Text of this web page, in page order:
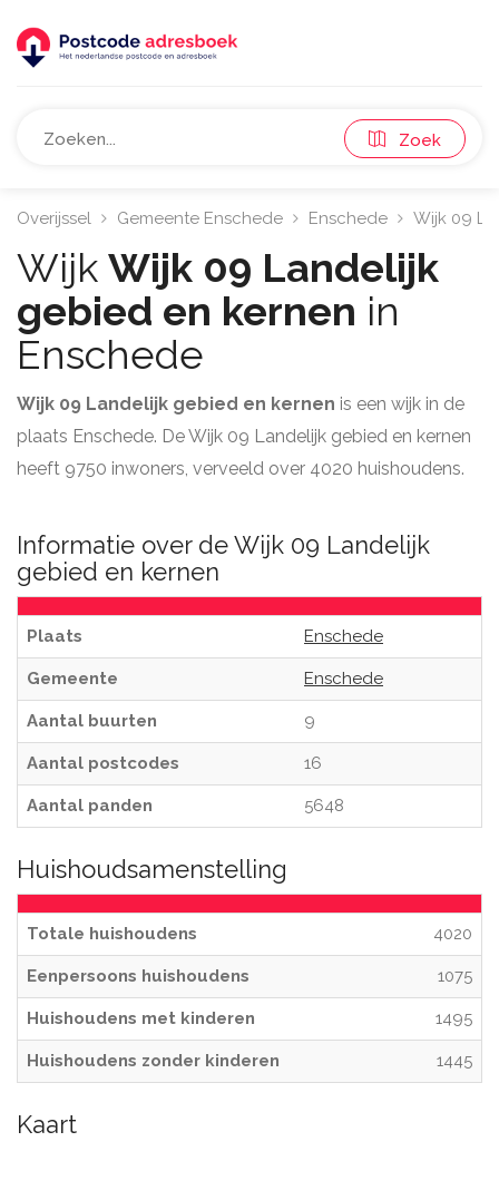
Zoek
Overijssel Gemeente Enschede Enschede Wijk 09
Wijk Wijk 09 Landelijk
gebied en kernen in
Enschede
Wijk 09 Landelijk gebied en kernen is een wijk in de
plaats Enschede. De Wijk 09 Landelijk gebied en kernen
heeft 9750 inwoners, verveeld over 4020 huishoudens.
Informatie over de Wijk 09 Landelijk
gebied en kernen
Plaats Enschede
Gemeente Enschede
Aantal buurten 9
Aantal postcodes 16
Aantal panden 5648
Huishoudsamenstelling
Totale huishoudens 4020
Eenpersoons huishoudens 1075
Huishoudens met kinderen 1495
Huishoudens zonder kinderen 1445
Kaart